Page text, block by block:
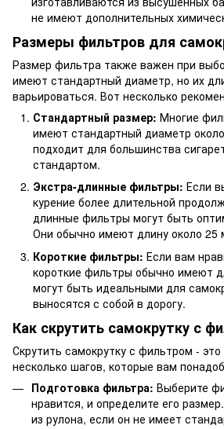
не имеют дополнительных
Размеры фильтров для
Размер фильтра также важен при
имеют стандартный диаметр, но их
варьироваться. Вот несколько
Стандартный размер: Многие
имеют стандартный диаметр
подходит для большинства
стандартом.
Экстра-длинные фильтры: Если
курение более длительной
длинные фильтры могут быть
Они обычно имеют длину около 25
Короткие фильтры: Если вам
короткие фильтры обычно имеют
могут быть идеальными для
выносятся с собой в дорогу.
Как скрутить самокрутку с
Скрутить самокрутку с фильтром -
несколько шагов, которые вам
Подготовка фильтра: Выберите
нравится, и определите его
из рулона, если он не имеет